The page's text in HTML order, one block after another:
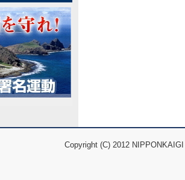
Copyright (C) 2012